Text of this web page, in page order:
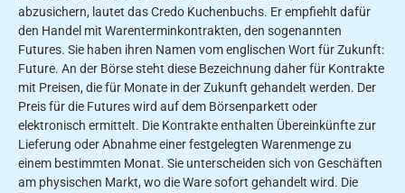
abzusichern, lautet das Credo Kuchenbuchs. Er empfiehlt dafür
den Handel mit Warenterminkontrakten, den sogenannten
Futures. Sie haben ihren Namen vom englischen Wort für Zukunft:
Future. An der Börse steht diese Bezeichnung daher für Kontrakte
mit Preisen, die für Monate in der Zukunft gehandelt werden. Der
Preis für die Futures wird auf dem Börsenparkett oder
elektronisch ermittelt. Die Kontrakte enthalten Übereinkünfte zur
Lieferung oder Abnahme einer festgelegten Warenmenge zu
einem bestimmten Monat. Sie unterscheiden sich von Geschäften
am physischen Markt, wo die Ware sofort gehandelt wird. Die